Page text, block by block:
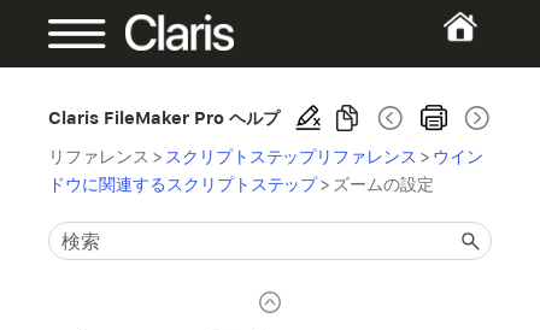
Claris FileMaker Pro ヘルプ
リファレンス > スクリプトステップリファレンス > ウイン
ドウに関連するスクリプトステップ> ズームの設定